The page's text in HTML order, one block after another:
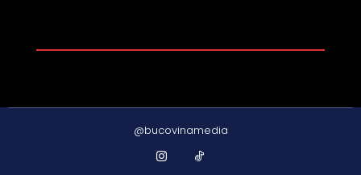
@bucovinamedia